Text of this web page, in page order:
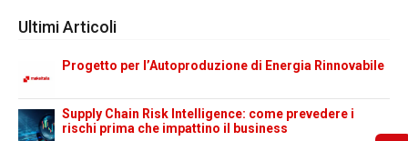
Ultimi Articoli
Progetto per l’Autoproduzione di Energia Rinnovabile
Supply Chain Risk Intelligence: come prevedere i
rischi prima che impattino il business